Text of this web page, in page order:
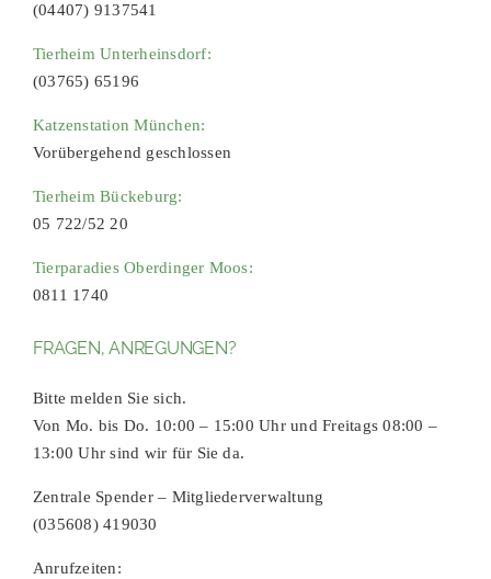
(04407) 9137541
Tierheim Unterheinsdorf:
(03765) 65196
Katzenstation München:
Vorübergehend geschlossen
Tierheim Bückeburg:
05 722/52 20
Tierparadies Oberdinger Moos:
0811 1740
FRAGEN, ANREGUNGEN?
Bitte melden Sie sich.
Von Mo. bis Do. 10:00 – 15:00 Uhr und Freitags 08:00 –
13:00 Uhr sind wir für Sie da.
Zentrale Spender – Mitgliederverwaltung
(035608) 419030
Anrufzeiten: